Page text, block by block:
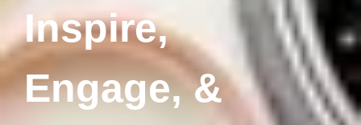
Inspire,
Engage, &